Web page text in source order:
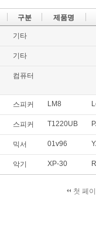
구분 제품명
기타
기타
컴퓨터
스피커 LM8
스피커 T1220UB
믹서 01v96
악기 XP-30
첫 페